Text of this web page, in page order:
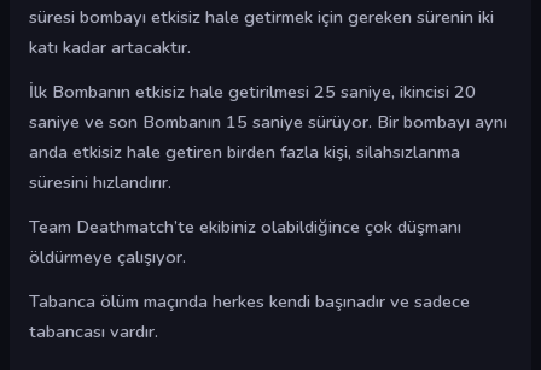
süresi bombayı etkisiz hale getirmek için gereken sürenin iki
katı kadar artacaktır.
İlk Bombanın etkisiz hale getirilmesi 25 saniye, ikincisi 20
saniye ve son Bombanın 15 saniye sürüyor. Bir bombayı aynı
anda etkisiz hale getiren birden fazla kişi, silahsızlanma
süresini hızlandırır.
Team Deathmatch’te ekibiniz olabildiğince çok düşmanı
öldürmeye çalışıyor.
Tabanca ölüm maçında herkes kendi başınadır ve sadece
tabancası vardır.